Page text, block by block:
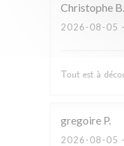
Christophe B
2026-08-05
Tout est à
gregoire P
2026-08-05